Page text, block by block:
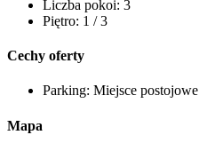
Liczba pokoi: 3
Piętro: 1 / 3
Cechy oferty
Parking: Miejsce postojowe
Mapa